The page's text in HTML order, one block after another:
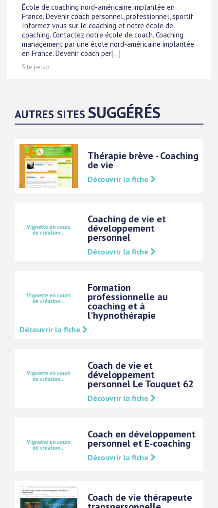
École de coaching nord-américaine implantée en
France. Devenir coach personnel, professionnel, sportif.
Informez vous sur le coaching et notre école de
coaching. Contactez notre école de coach. Coaching
management par une école nord-américaine implantée
en France. Devenir coach per[...]
Site perso
AUTRES SITES SUGGÉRÉS
Thérapie brève - Coaching
de vie
Découvrir la fiche
Coaching de vie et
développement
personnel
Découvrir la fiche
Formation
professionnelle au
coaching et à
l'hypnothérapie
Découvrir la fiche
Coach de vie et
développement
personnel Le Touquet 62
Découvrir la fiche
Coach en développement
personnel et E-coaching
Découvrir la fiche
Coach de vie thérapeute